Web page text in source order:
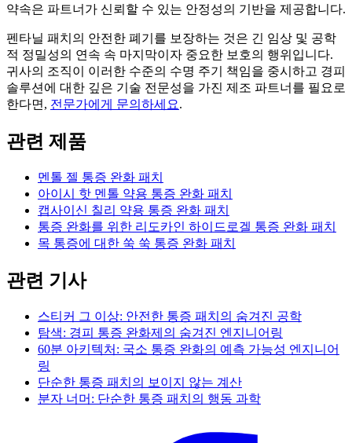
약속은 파트너가 신뢰할 수 있는 안정성의 기반을 제공합니다.
펜타닐 패치의 안전한 폐기를 보장하는 것은 긴 임상 및 공학
적 정밀성의 연속 속 마지막이자 중요한 보호의 행위입니다.
귀사의 조직이 이러한 수준의 수명 주기 책임을 중시하고 경피
솔루션에 대한 깊은 기술 전문성을 가진 제조 파트너를 필요로
한다면, 전문가에게 문의하세요.
관련 제품
멘톨 젤 통증 완화 패치
아이시 핫 멘톨 약용 통증 완화 패치
캡사이신 칠리 약용 통증 완화 패치
통증 완화를 위한 리도카인 하이드로겔 통증 완화 패치
목 통증에 대한 쑥 쑥 통증 완화 패치
관련 기사
스티커 그 이상: 안전한 통증 패치의 숨겨진 공학
탐색: 경피 통증 완화제의 숨겨진 엔지니어링
60분 아키텍처: 국소 통증 완화의 예측 가능성 엔지니어
링
단순한 통증 패치의 보이지 않는 계산
분자 너머: 단순한 통증 패치의 행동 과학